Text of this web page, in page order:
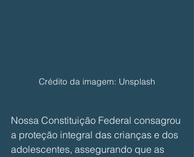
Crédito da imagem: Unsplash
Nossa Constituição Federal consagrou
a proteção integral das crianças e dos
adolescentes, assegurando que as